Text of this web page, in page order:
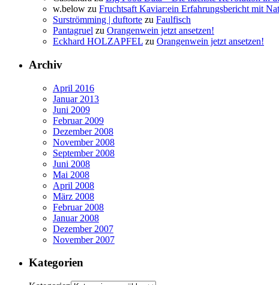
w.below zu Fruchtsaft Kaviar:ein Erfahrungsbericht mit
Surströmming | duftorte zu Faulfisch
Pantagruel zu Orangenwein jetzt ansetzen!
Eckhard HOLZAPFEL zu Orangenwein jetzt ansetzen!
Archiv
April 2016
Januar 2013
Juni 2009
Februar 2009
Dezember 2008
November 2008
September 2008
Juni 2008
Mai 2008
April 2008
März 2008
Februar 2008
Januar 2008
Dezember 2007
November 2007
Kategorien